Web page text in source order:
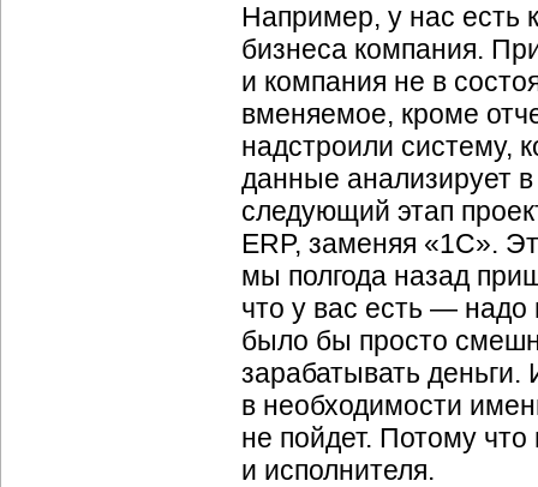
Например, у нас есть
бизнеса компания.
и компания не в
вменяемое, кроме
надстроили систему,
данные анализирует
следующий этап
ERP, заменяя «1С».
мы полгода назад
что у вас есть — надо
было бы просто
зарабатывать
в необходимости
не пойдет. Потому
и исполнителя.